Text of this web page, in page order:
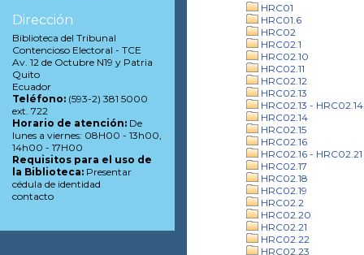
HRC01
HRC01.6
HRC02
HRC02.1
HRC02.10
HRC02.11
HRC02.12
HRC02.13
HRC02.13 - HRC02.14
HRC02.14
HRC02.15
HRC02.16
HRC02.16 - HRC02.21
HRC02.17
HRC02.18
HRC02.19
HRC02.2
HRC02.20
HRC02.21
HRC02.22
HRC02.23
Dirección
Biblioteca del Tribunal
Contencioso Electoral - TCE
Av. 12 de Octubre N19 y Patria
Quito
Ecuador
Teléfono: (593-2) 381 5000
ext. 722
Horario de atención: De
lunes a viernes: 08H00 - 13h00,
14h00 - 17H00
Requisitos para el uso de
la Biblioteca: Presentar
cédula de identidad
contacto